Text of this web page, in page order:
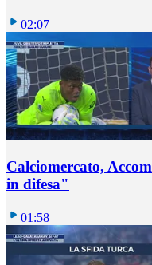
02:07
Calciomercato,
in difesa"
01:58